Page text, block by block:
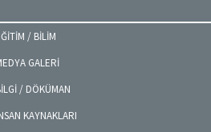
/ BİLİM
GALERİ
/ DÖKÜMAN
KAYNAKLARI